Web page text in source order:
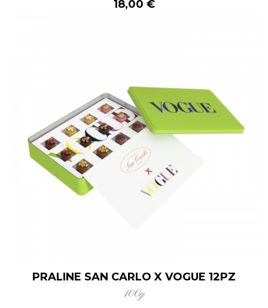
18,00 €
PRALINE SAN CARLO X VOGUE 12PZ
100g